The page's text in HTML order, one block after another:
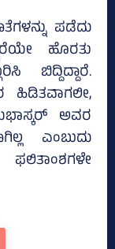
ಪಡೆದು
ಹೊರತು
ಬಿದ್ದಿದ್ದಾರೆ.
ಹಿಡಿತವಾಗಲೀ,
ಅವರ
ಎಂಬುದು